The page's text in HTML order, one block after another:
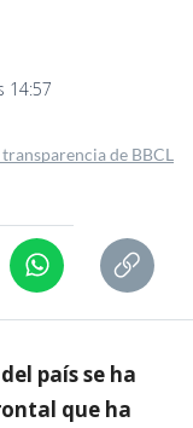
14:57
de BBCL
país se ha
que ha